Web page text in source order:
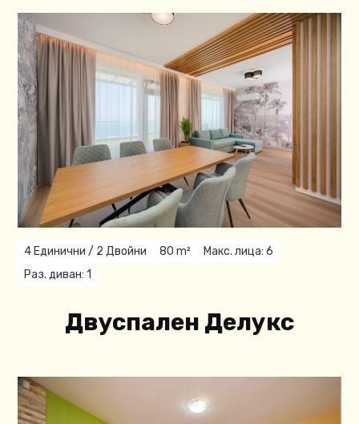
4 Единични / 2 Двойни 80 m²
Макс. лица: 6
Раз. диван: 1
Двуспален Делукс